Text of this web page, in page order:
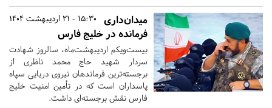
15:30 - 21 اردیبهشت 1404
میدان‌داری
فرمانده در خلیج فارس
بیست‌ویکم اردیبهشت‌ماه، سالروز شهادت
سردار شهید حاج محمد ناظری از
برجسته‌ترین فرماندهان نیروی دریایی سپاه
پاسداران است که در تأمین امنیت خلیج
فارس نقش برجسته‌ای داشت.